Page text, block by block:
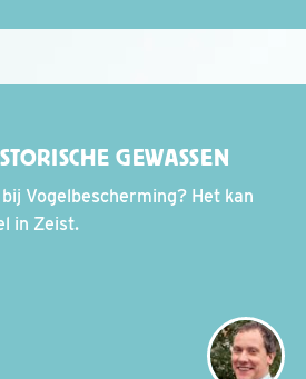
GEWASSEN
Vogelbescherming? Het kan
in Zeist.